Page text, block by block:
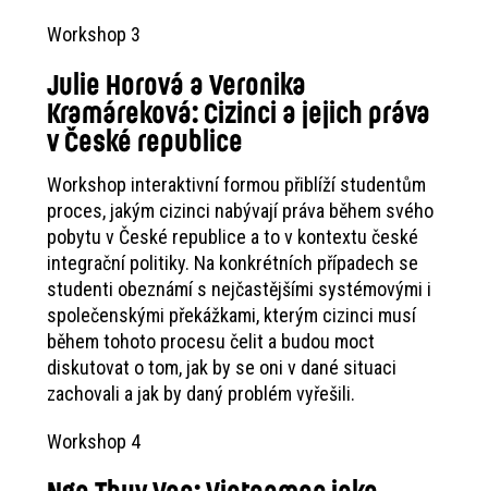
Workshop 3
Julie Horová a Veronika
Kramáreková: Cizinci a jejich práva
v České republice
Workshop interaktivní formou přiblíží studentům
proces, jakým cizinci nabývají práva během svého
pobytu v České republice a to v kontextu české
integrační politiky. Na konkrétních případech se
studenti obeznámí s nejčastějšími systémovými i
společenskými překážkami, kterým cizinci musí
během tohoto procesu čelit a budou moct
diskutovat o tom, jak by se oni v dané situaci
zachovali a jak by daný problém vyřešili.
Workshop 4